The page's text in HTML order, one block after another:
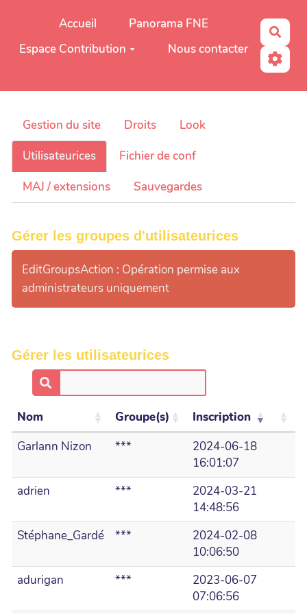
Aller au contenu principal
Accueil
Panorama FNE
Espace Contribution
Nous contacter
Gestion du site Droits
Look
Utilisateurices
Fichier de conf
MAJ / extensions
Sauvegardes
Gérer les groupes d'utilisateurices
EditGroupsAction : Opération permise aux
administrateurs uniquement
Gérer les utilisateurices
Nom Groupe(s)
Inscription
Garlann Nizon
***
2024-06-18
16:01:07
adrien
***
2024-03-21
14:48:56
Stéphane_Gardé
***
2024-02-08
10:06:50
adurigan
***
2023-06-07
07:06:56